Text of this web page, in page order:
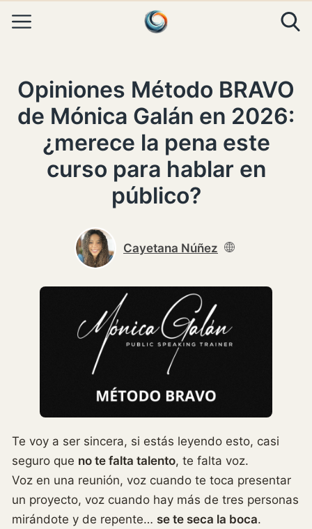
Opiniones Método BRAVO
de Mónica Galán en 2026:
¿merece la pena este
curso para hablar en
público?
Cayetana Núñez
Te voy a ser sincera, si estás leyendo esto, casi
seguro que no te falta talento, te falta voz.
Voz en una reunión, voz cuando te toca presentar
un proyecto, voz cuando hay más de tres personas
mirándote y de repente… se te seca la boca.